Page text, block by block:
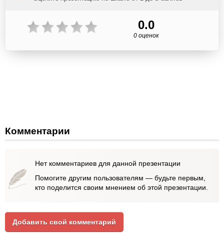
0.0
0 оценок
Комментарии
Нет комментариев для данной презентации
Помогите другим пользователям — будьте первым,
кто поделится своим мнением об этой презентации.
Добавить свой комментарий